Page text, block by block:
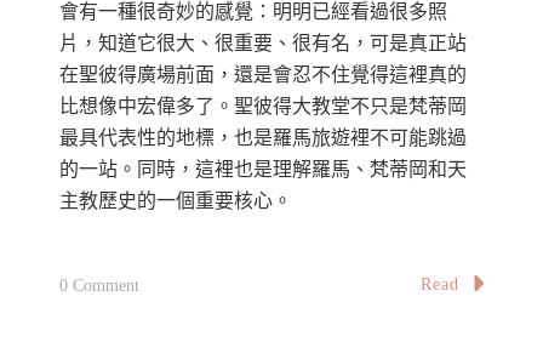
會有一種很奇妙的感覺：明明已經看過很多照
片，知道它很大、很重要、很有名，可是真正站
在聖彼得廣場前面，還是會忍不住覺得這裡真的
比想像中宏偉多了。聖彼得大教堂不只是梵蒂岡
最具代表性的地標，也是羅馬旅遊裡不可能跳過
的一站。同時，這裡也是理解羅馬、梵蒂岡和天
主教歷史的一個重要核心。
0 CommentOn
Read